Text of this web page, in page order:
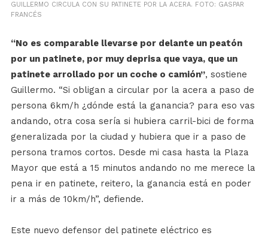
GUILLERMO CIRCULA CON SU PATINETE POR LA ACERA. FOTO: GASPAR
FRANCÉS
“No es comparable llevarse por delante un peatón
por un patinete, por muy deprisa que vaya, que un
patinete arrollado por un coche o camión”, sostiene
Guillermo. “Si obligan a circular por la acera a paso de
persona 6km/h ¿dónde está la ganancia? para eso vas
andando, otra cosa sería si hubiera carril-bici de forma
generalizada por la ciudad y hubiera que ir a paso de
persona tramos cortos. Desde mi casa hasta la Plaza
Mayor que está a 15 minutos andando no me merece la
pena ir en patinete, reitero, la ganancia está en poder
ir a más de 10km/h”, defiende.
Este nuevo defensor del patinete eléctrico es